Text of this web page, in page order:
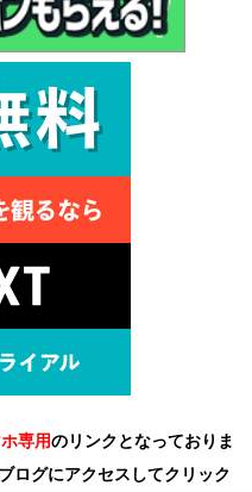
専用のリンクとなっておりま
ログにアクセスしてクリック